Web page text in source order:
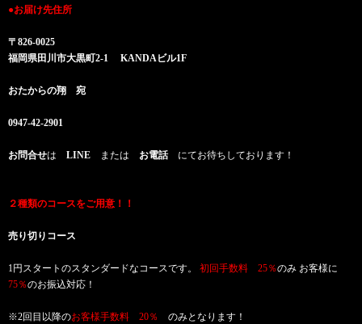
●お届け先住所
〒826-0025
福岡県田川市大黒町2-1 KANDAビル1F
おたからの翔 宛
0947-42-2901
お問合せは LINE または お電話にてお待ちしております！
２種類のコースをご用意！！
売り切りコース
1円スタートのスタンダードなコースです。 初回手数料 25％のみ お客様に
75％のお振込対応！
※2回目以降のお客様手数料 20％ のみとなります！